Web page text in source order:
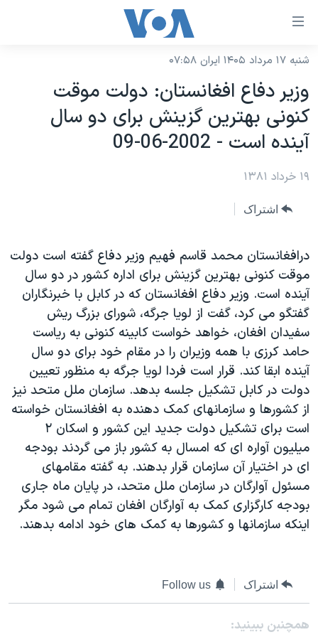
لینکهای
دسترسی
جهش
به
محتوای
اصلی
به
صفحه
به
جستجو
نسخه سبک وب‌سایت
موضوع ها
آمریکا
جهان
گزیده‌ها
ویژه برنامه‌ها
ویدیوها
فرهنگ و زندگی
حقوق شهروندی
اقتصادی
علم و فناوری
اسرائیل در جنگ
گالری عکس
آرشیو پخش زنده
برنامه های تلویزیونی
جدول برنامه ها
صفحه‌های ویژه
عملیات خشم حماسی
۲۵۰سالگی آمریکا
بایگانی برنامه‌های تلویزیونی
مستندها
انتخابات ریاست جمهوری آمریکا ۲۰۲۴
حمله جمهوری اسلامی به اسرائیل
رمز مهسا
ورزش زنان در ایران
اعتراضات زن، زندگی، آزادی
مجموعه مستندهای دادخواهی
تریبونال مردمی آبان ۹۸
قانون شفافیت دارائی کادر رهبری ایران
پخش رادیویی
یادگیری زبان انگلیسی
دنبال کنید
زبانهای مختلف
شنبه ۱۷ مرداد ۱۴۰۵ ایران ۰۷:۵۸
وزير دفاع افغانستان: دولت موقت
کنونی بهترين گزينش برای دو سال
آينده است - 2002-06-09
۱۹ خرداد ۱۳۸۱
اشتراک
درافغانستان محمد قاسم فهيم وزير دفاع گفته است دولت
موقت کنونی بهترين گزينش برای اداره کشور در دو سال
آينده است. وزير دفاع افغانستان که در کابل با خبرنگاران
گفتگو می کرد، گفت از لويا جرگه، شورای بزرگ ريش
سفيدان افغان، خواهد خواست کابينه کنونی به رياست
حامد کرزی با همه وزيران را در مقام خود برای دو سال
آينده ابقا کند. قرار است فردا لويا جرگه به منظور تعيين
دولت در کابل تشکيل جلسه بدهد. سازمان ملل متحد نيز
از کشورها و سازمانهای کمک دهنده به افغانستان خواسته
است برای تشکيل دولت جديد اين کشور و اسکان ۲
ميليون آواره ای که امسال به کشور باز می گردند بودجه
ای در اختيار آن سازمان قرار بدهند. به گفته مقامهای
مسئول آوارگان در سازمان ملل متحد، در پايان ماه جاری
بودجه کارگزاری کمک به آوارگان افغان تمام می شود مگر
اينکه سازمانها و کشورها به کمک های خود ادامه بدهند.
اشتراک Follow us
همچنبن ببینید: